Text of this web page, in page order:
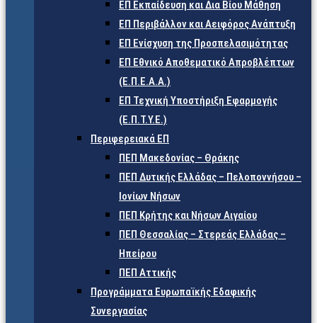
ΕΠ Εκπαίδευση και Δια Βίου Μάθηση
ΕΠ Περιβάλλον και Αειφόρος Ανάπτυξη
ΕΠ Ενίσχυση της Προσπελασιμότητας
ΕΠ Εθνικό Αποθεματικό Απροβλέπτων
(Ε.Π.Ε.Α.Α.)
ΕΠ Τεχνική Υποστήριξη Εφαρμογής
(Ε.Π.Τ.Υ.Ε.)
Περιφερειακά ΕΠ
ΠΕΠ Μακεδονίας – Θράκης
ΠΕΠ Δυτικής Ελλάδας – Πελοποννήσου –
Ιονίων Νήσων
ΠΕΠ Κρήτης και Νήσων Αιγαίου
ΠΕΠ Θεσσαλίας – Στερεάς Ελλάδας –
Ηπείρου
ΠΕΠ Αττικής
Προγράμματα Ευρωπαϊκής Εδαφικής
Συνεργασίας